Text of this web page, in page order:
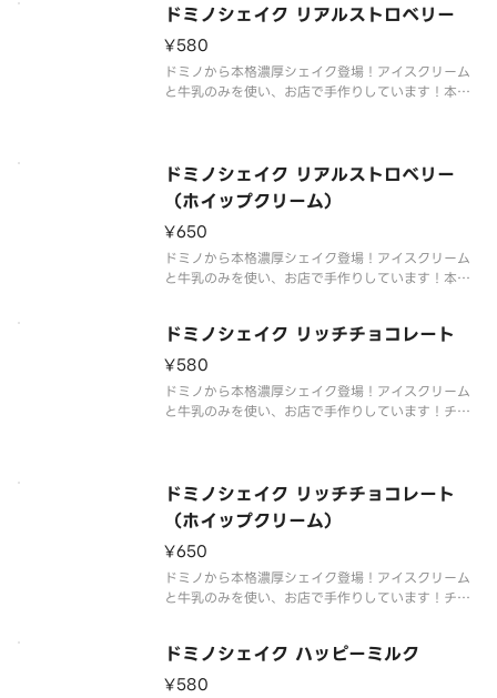
ドミノシェイク リアルストロベリー
¥580
ドミノから本格濃厚シェイク登場！アイスクリーム
と牛乳のみを使い、お店で手作りしています！本物
ドミノシェイク リアルストロベリー
（ホイップクリーム）
¥650
ドミノから本格濃厚シェイク登場！アイスクリーム
と牛乳のみを使い、お店で手作りしています！本物
ドミノシェイク リッチチョコレート
¥580
ドミノから本格濃厚シェイク登場！アイスクリーム
と牛乳のみを使い、お店で手作りしています！チョ
ドミノシェイク リッチチョコレート
（ホイップクリーム）
¥650
ドミノから本格濃厚シェイク登場！アイスクリーム
と牛乳のみを使い、お店で手作りしています！チョ
ドミノシェイク ハッピーミルク
¥580